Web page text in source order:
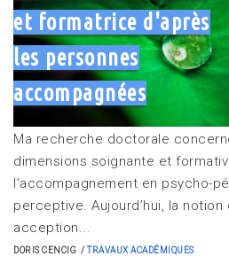
et formatrice d'après
les personnes
accompagnées
Ma recherche doctorale
dimensions soignante et
l’accompagnement en psycho-
perceptive. Aujourd’hui, la
acception...
DORIS CENCIG TRAVAUX ACADÉMIQUES